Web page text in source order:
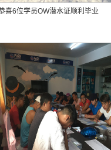
喜6位学员OW潜水证顺利毕业